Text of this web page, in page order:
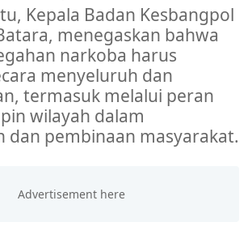
Kepala Badan Kesbangpol
menegaskan bahwa
narkoba harus
menyeluruh dan
termasuk melalui peran
wilayah dalam
dan pembinaan masyarakat.